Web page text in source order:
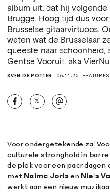
album uit, dat hij
Brugge. Hoog tijd dus
Brusselse gitaarvirtuoos.
weten wat de Brusselaar
queeste naar schoonheid,
Gentse Vooruit, aka
SVEN DE POTTER 06.11.23 FEATURES
𝕏
Voor ondergetekende zal
culturele stronghold in barre
de plek voor een paar dagen
met Naima Jorisen Niels
werkt aan een nieuw